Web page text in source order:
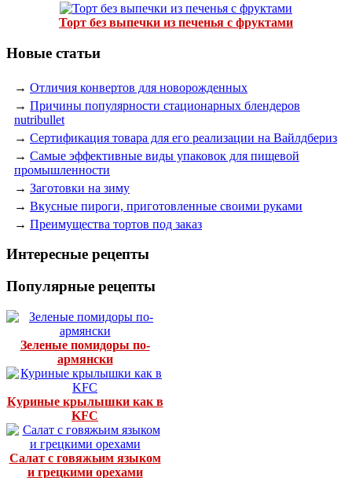
Торт без выпечки из печенья с фруктами
Новые статьи
→ Отличия конвертов для новорожденных
→ Причины популярности стационарных блендеров
nutribullet
→ Сертификация товара для его реализации на Вайлдбериз
→ Самые эффективные виды упаковок для пищевой
промышленности
→ Заготовки на зиму
→ Вкусные пироги, приготовленные своими руками
→ Преимущества тортов под заказ
Интересные рецепты
Популярные рецепты
Зеленые помидоры по-
армянски
Куриные крылышки как в
KFC
Салат с говяжьим языком
и грецкими орехами